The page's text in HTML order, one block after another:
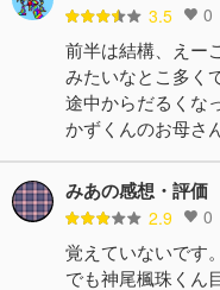
3.5 0
前半は結構、えー
みたいなとこ多く
途中からだるくな
かずくんのお母さ
みあの感想・評価
2.9 0
覚えていないです。
でも神尾楓珠くん